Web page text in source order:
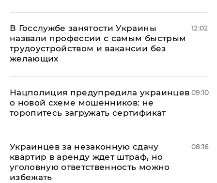
В Госслужбе занятости Украины
назвали профессии с самым быстрым
трудоустройством и вакансии без
желающих
12:02
Нацполиция предупредила украинцев
о новой схеме мошенников: не
торопитесь загружать сертификат
09:10
Украинцев за незаконную сдачу
квартир в аренду ждет штраф, но
уголовную ответственность можно
избежать
08:16